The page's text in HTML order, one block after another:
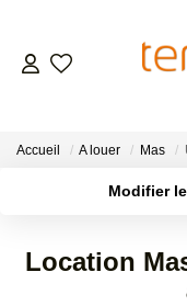
Accueil A louer Mas
Modifier
Type de bien
Location